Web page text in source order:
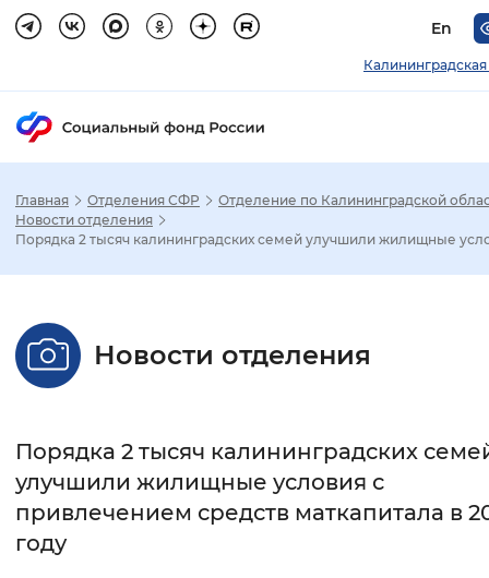
En
Настройка режима отображения
Стандартный Увеличенный
Интервал между буквами
Главная Отделения СФР
Отделение по Калининградской
Новости отделения
Порядка 2 тысяч калининградских семей улучшили жилищные
Новости отделения
Порядка 2 тысяч калининградских
улучшили жилищные условия с
привлечением средств маткапитала в
году